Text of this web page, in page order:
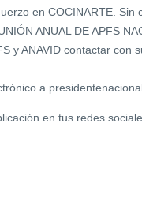
en COCINARTE. Sin
ANUAL DE APFS
y ANAVID contactar con
a
en tus redes